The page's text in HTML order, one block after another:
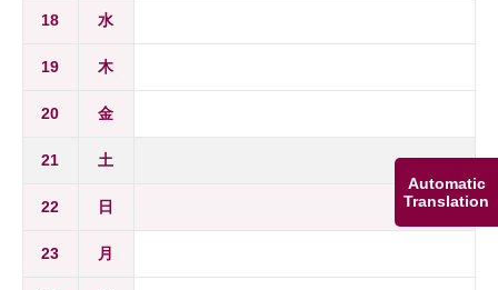
Automatic
Translation
18 水
19 木
20 金
21 土
22 日
23 月